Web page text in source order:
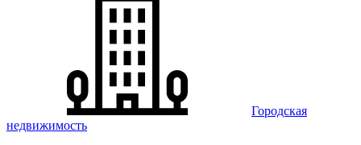
Городская
недвижимость